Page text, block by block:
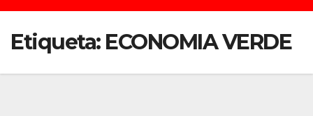
Etiqueta: ECONOMIA VERDE